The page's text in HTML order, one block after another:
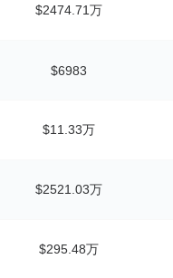
$2474.71万
$6983
$11.33万
$2521.03万
$295.48万